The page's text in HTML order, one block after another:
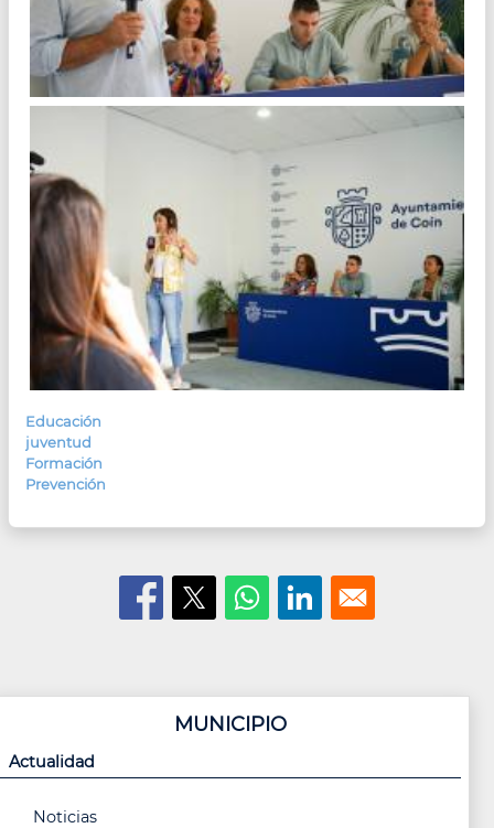
MUNICIPIO
Actualidad
Noticias
Educación
juventud
Formación
Prevención